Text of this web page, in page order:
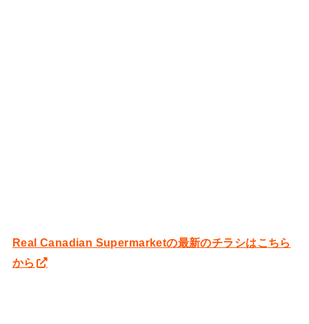
Real Canadian Supermarketの最新のチラシはこちら
から